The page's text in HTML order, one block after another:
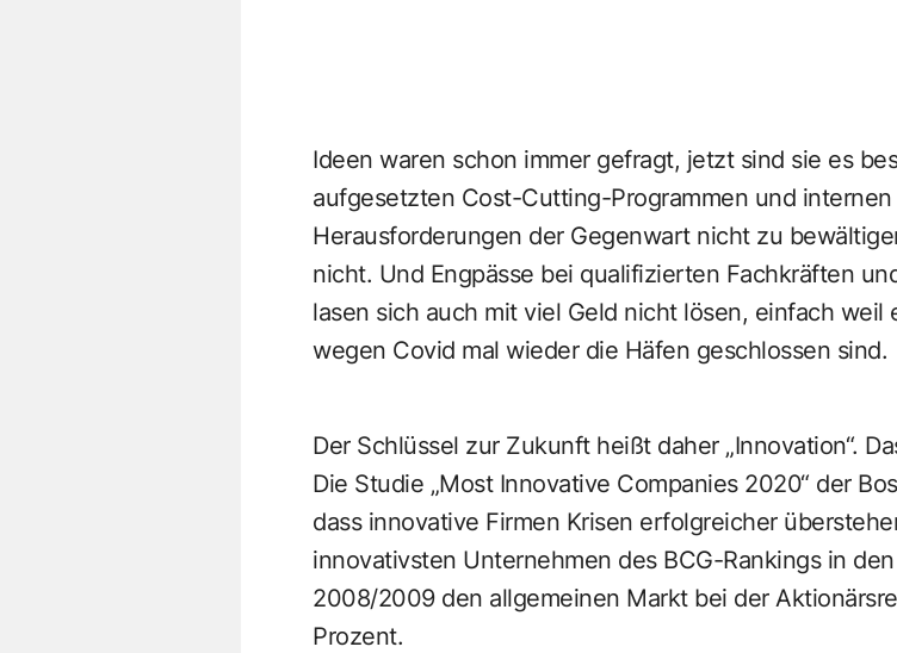
Ideen waren schon immer gefragt, jetzt sind sie es
aufgesetzten Cost-Cutting-Programmen und
Herausforderungen der Gegenwart nicht zu
nicht. Und Engpässe bei qualifizierten Fachkräften
lasen sich auch mit viel Geld nicht lösen, einfach weil
wegen Covid mal wieder die Häfen geschlossen sind.
Der Schlüssel zur Zukunft heißt daher „Innovation“.
Die Studie „Most Innovative Companies 2020“ der
dass innovative Firmen Krisen erfolgreicher
innovativsten Unternehmen des BCG-Rankings in
2008/2009 den allgemeinen Markt bei der
Prozent.